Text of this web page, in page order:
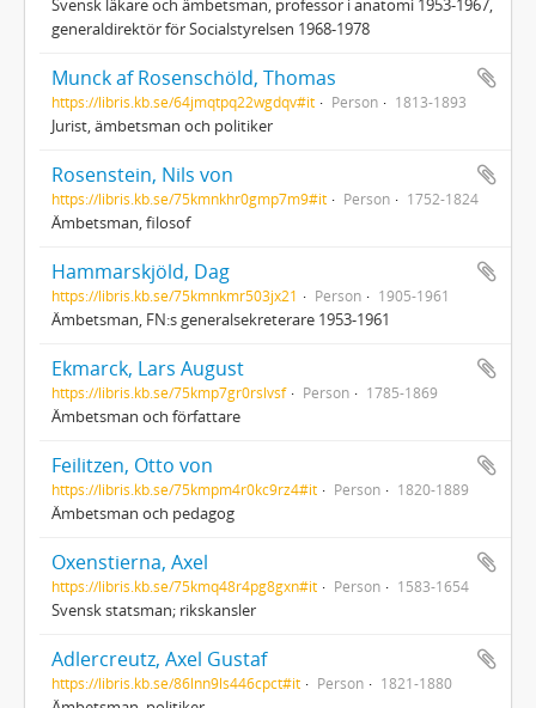
Svensk läkare och ämbetsman, professor i anatomi 1953-1967,
generaldirektör för Socialstyrelsen 1968-1978
Munck af Rosenschöld, Thomas
https://libris.kb.se/64jmqtpq22wgdqv#it Person 1813-1893
Jurist, ämbetsman och politiker
Rosenstein, Nils von
https://libris.kb.se/75kmnkhr0gmp7m9#it Person 1752-1824
Ämbetsman, filosof
Hammarskjöld, Dag
https://libris.kb.se/75kmnkmr503jx21 Person 1905-1961
Ämbetsman, FN:s generalsekreterare 1953-1961
Ekmarck, Lars August
https://libris.kb.se/75kmp7gr0rslvsf Person 1785-1869
Ämbetsman och författare
Feilitzen, Otto von
https://libris.kb.se/75kmpm4r0kc9rz4#it Person 1820-1889
Ämbetsman och pedagog
Oxenstierna, Axel
https://libris.kb.se/75kmq48r4pg8gxn#it Person 1583-1654
Svensk statsman; rikskansler
Adlercreutz, Axel Gustaf
https://libris.kb.se/86lnn9ls446cpct#it Person 1821-1880